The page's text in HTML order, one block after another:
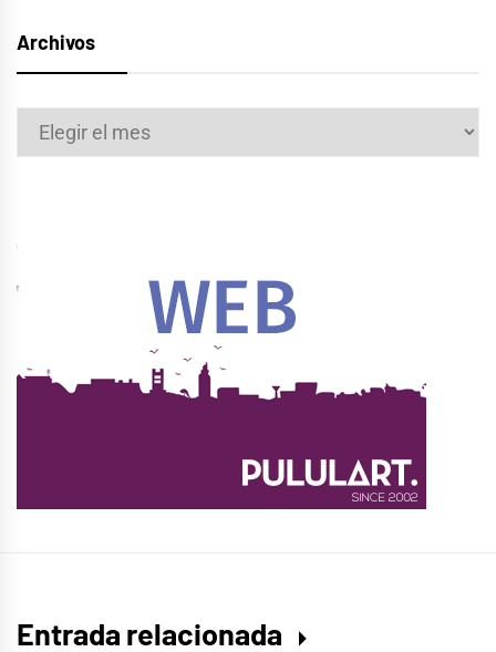
Archivos
Archivos
Entrada relacionada